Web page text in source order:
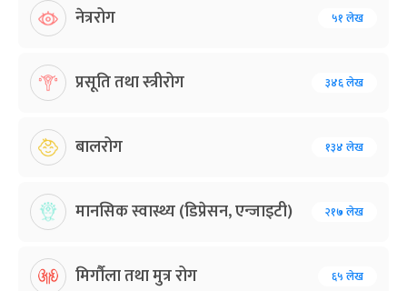
नेत्ररोग ५१ लेख
प्रसूति तथा स्त्रीरोग ३४६ लेख
बालरोग १३४ लेख
मानसिक स्वास्थ्य (डिप्रेसन, एन्जाइटी) २१७ लेख
मिर्गौला तथा मुत्र रोग ६५ लेख